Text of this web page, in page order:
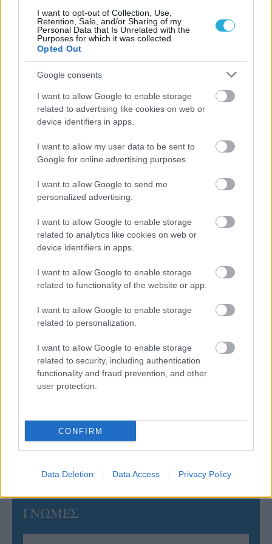
I want to opt-out of Collection, Use,
Retention, Sale, and/or Sharing of my
Personal Data that Is Unrelated with the
Purposes for which it was collected.
Opted Out
Google consents
I want to allow Google to enable storage
related to advertising like cookies on web or
device identifiers in apps.
I want to allow my user data to be sent to
Google for online advertising purposes.
I want to allow Google to send me
personalized advertising.
I want to allow Google to enable storage
related to analytics like cookies on web or
device identifiers in apps.
I want to allow Google to enable storage
related to functionality of the website or app.
I want to allow Google to enable storage
related to personalization.
I want to allow Google to enable storage
related to security, including authentication
functionality and fraud prevention, and other
user protection.
CONFIRM
Data Deletion Data Access Privacy Policy
ΡΟΗ ΕΙΔΗΣΕΩΝ
07/08/2026
«Αντίο» με ήττα για τις διεθνείς μας στο τουρνουά του
Το πάλεψε μέχρι τέλους η Εθνική γυναικών κόντρα
στην Ιταλία Β’
06/08/2026
Η FIVB σχεδιάζει να διοργανώσει το Παγκόσμιο
Έτοιμη για… υψηλές πτήσεις η Μπενφίκα του Ψάρρα
με τον «Ιπτάμενο Ολλανδό» Βίλτενμπουργκ
05/08/2026
Ισόπαλο το πρωτο φιλικό τεστ της Εθνικής στο
Ουρμπίνο
Προς στρατηγική συνεργασία ΠΑΣΑΠΠ και
Πανεπιστημίου Πατρών
ΓΝΩΜΕΣ